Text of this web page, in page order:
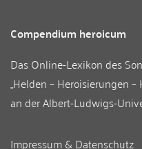
Compendium heroicum
Das Online-Lexikon des
„Helden – Heroisierungen –
an derAlbert-Ludwigs-
Impressum & Datenschutz